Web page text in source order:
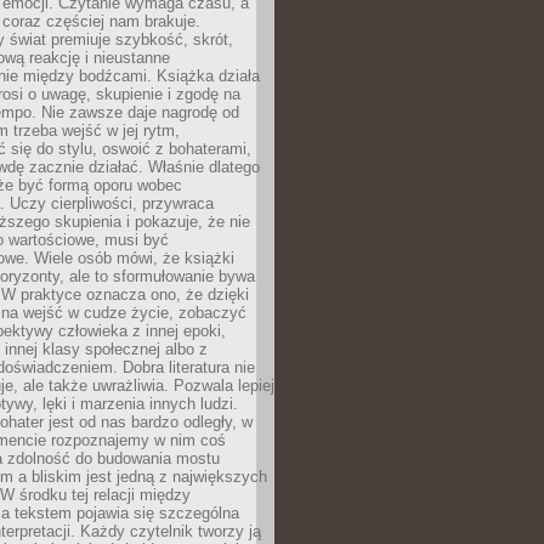
coraz częściej nam brakuje.
świat premiuje szybkość, skrót,
reakcję i nieustanne
między bodźcami. Książka działa
o uwagę, skupienie i zgodę na
Nie zawsze daje nagrodę od
trzeba wejść w jej rytm,
się do stylu, oswoić z bohaterami,
zacznie działać. Właśnie dlatego
być formą oporu wobec
Uczy cierpliwości, przywraca
skupienia i pokazuje, że nie
wartościowe, musi być
Wiele osób mówi, że książki
ale to sformułowanie bywa
praktyce oznacza ono, że dzięki
wejść w cudze życie, zobaczyć
człowieka z innej epoki,
klasy społecznej albo z
Dobra literatura nie
ale także uwrażliwia. Pozwala lepiej
lęki i marzenia innych ludzi.
jest od nas bardzo odległy, w
rozpoznajemy w nim coś
zdolność do budowania mostu
a bliskim jest jedną z największych
środku tej relacji między
a tekstem pojawia się szczególna
Każdy czytelnik tworzy ją